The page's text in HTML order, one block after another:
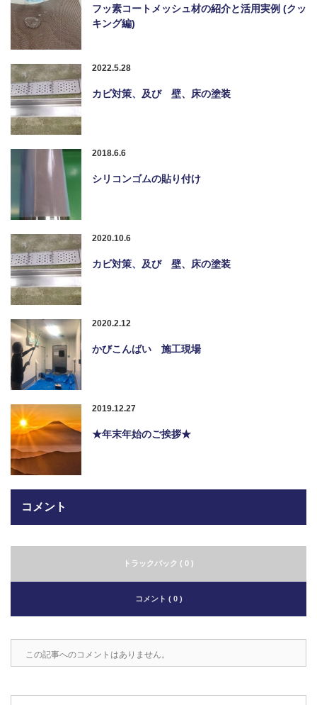
フッ素コートメッシュ材の紹介と活用実例 (クッ
キング編)
2022.5.28
カビ対策、及び 壁、床の塗装
2018.6.6
シリコンゴムの貼り付け
2020.10.6
カビ対策、及び 壁、床の塗装
2020.2.12
かびこんばい 施工現場
2019.12.27
★年末年始のご挨拶★
コメント
トラックバック ( 0 )
コメント ( 0 )
この記事へのコメントはありません。